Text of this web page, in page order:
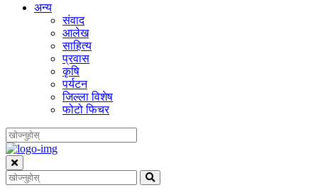
अन्य
संवाद
आलेख
साहित्य
प्रवास
कृषि
पर्यटन
जिल्ला विशेष
फोटो फिचर